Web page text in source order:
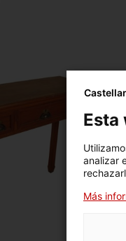
Esta
analizar
Más